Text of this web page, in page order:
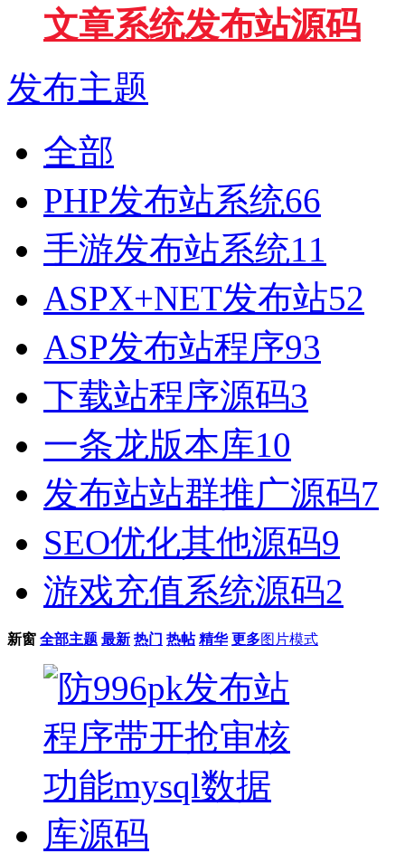
文章系统发布站源码
发布主题
全部
PHP发布站系统66
手游发布站系统11
ASPX+NET发布站52
ASP发布站程序93
下载站程序源码3
一条龙版本库10
发布站站群推广源码7
SEO优化其他源码9
游戏充值系统源码2
新窗 全部主题 最新 热门 热帖 精华 更多图片模式